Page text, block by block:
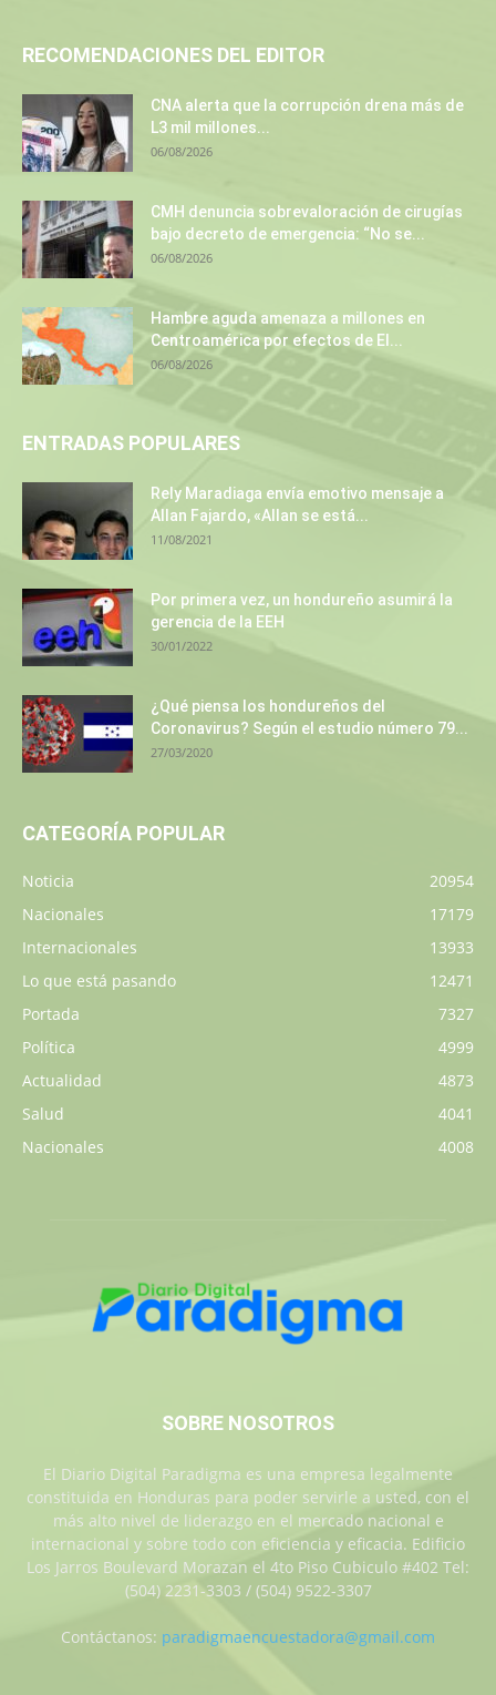
RECOMENDACIONES DEL EDITOR
CNA alerta que la corrupción drena más de
L3 mil millones...
06/08/2026
CMH denuncia sobrevaloración de cirugías
bajo decreto de emergencia: “No se...
06/08/2026
Hambre aguda amenaza a millones en
Centroamérica por efectos de El...
06/08/2026
ENTRADAS POPULARES
Rely Maradiaga envía emotivo mensaje a
Allan Fajardo, «Allan se está...
11/08/2021
Por primera vez, un hondureño asumirá la
gerencia de la EEH
30/01/2022
¿Qué piensa los hondureños del
Coronavirus? Según el estudio número 79...
27/03/2020
CATEGORÍA POPULAR
Noticia
20954
Nacionales
17179
Internacionales
13933
Lo que está pasando
12471
Portada
7327
Política
4999
Actualidad
4873
Salud
4041
Nacionales
4008
SOBRE NOSOTROS
El Diario Digital Paradigma es una empresa legalmente
constituida en Honduras para poder servirle a usted, con el
más alto nivel de liderazgo en el mercado nacional e
internacional y sobre todo con eficiencia y eficacia. Edificio
Los Jarros Boulevard Morazan el 4to Piso Cubiculo #402 Tel:
(504) 2231-3303 / (504) 9522-3307
Contáctanos: paradigmaencuestadora@gmail.com